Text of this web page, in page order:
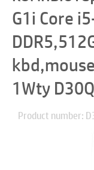
G1i Core
1Wty
Product number: